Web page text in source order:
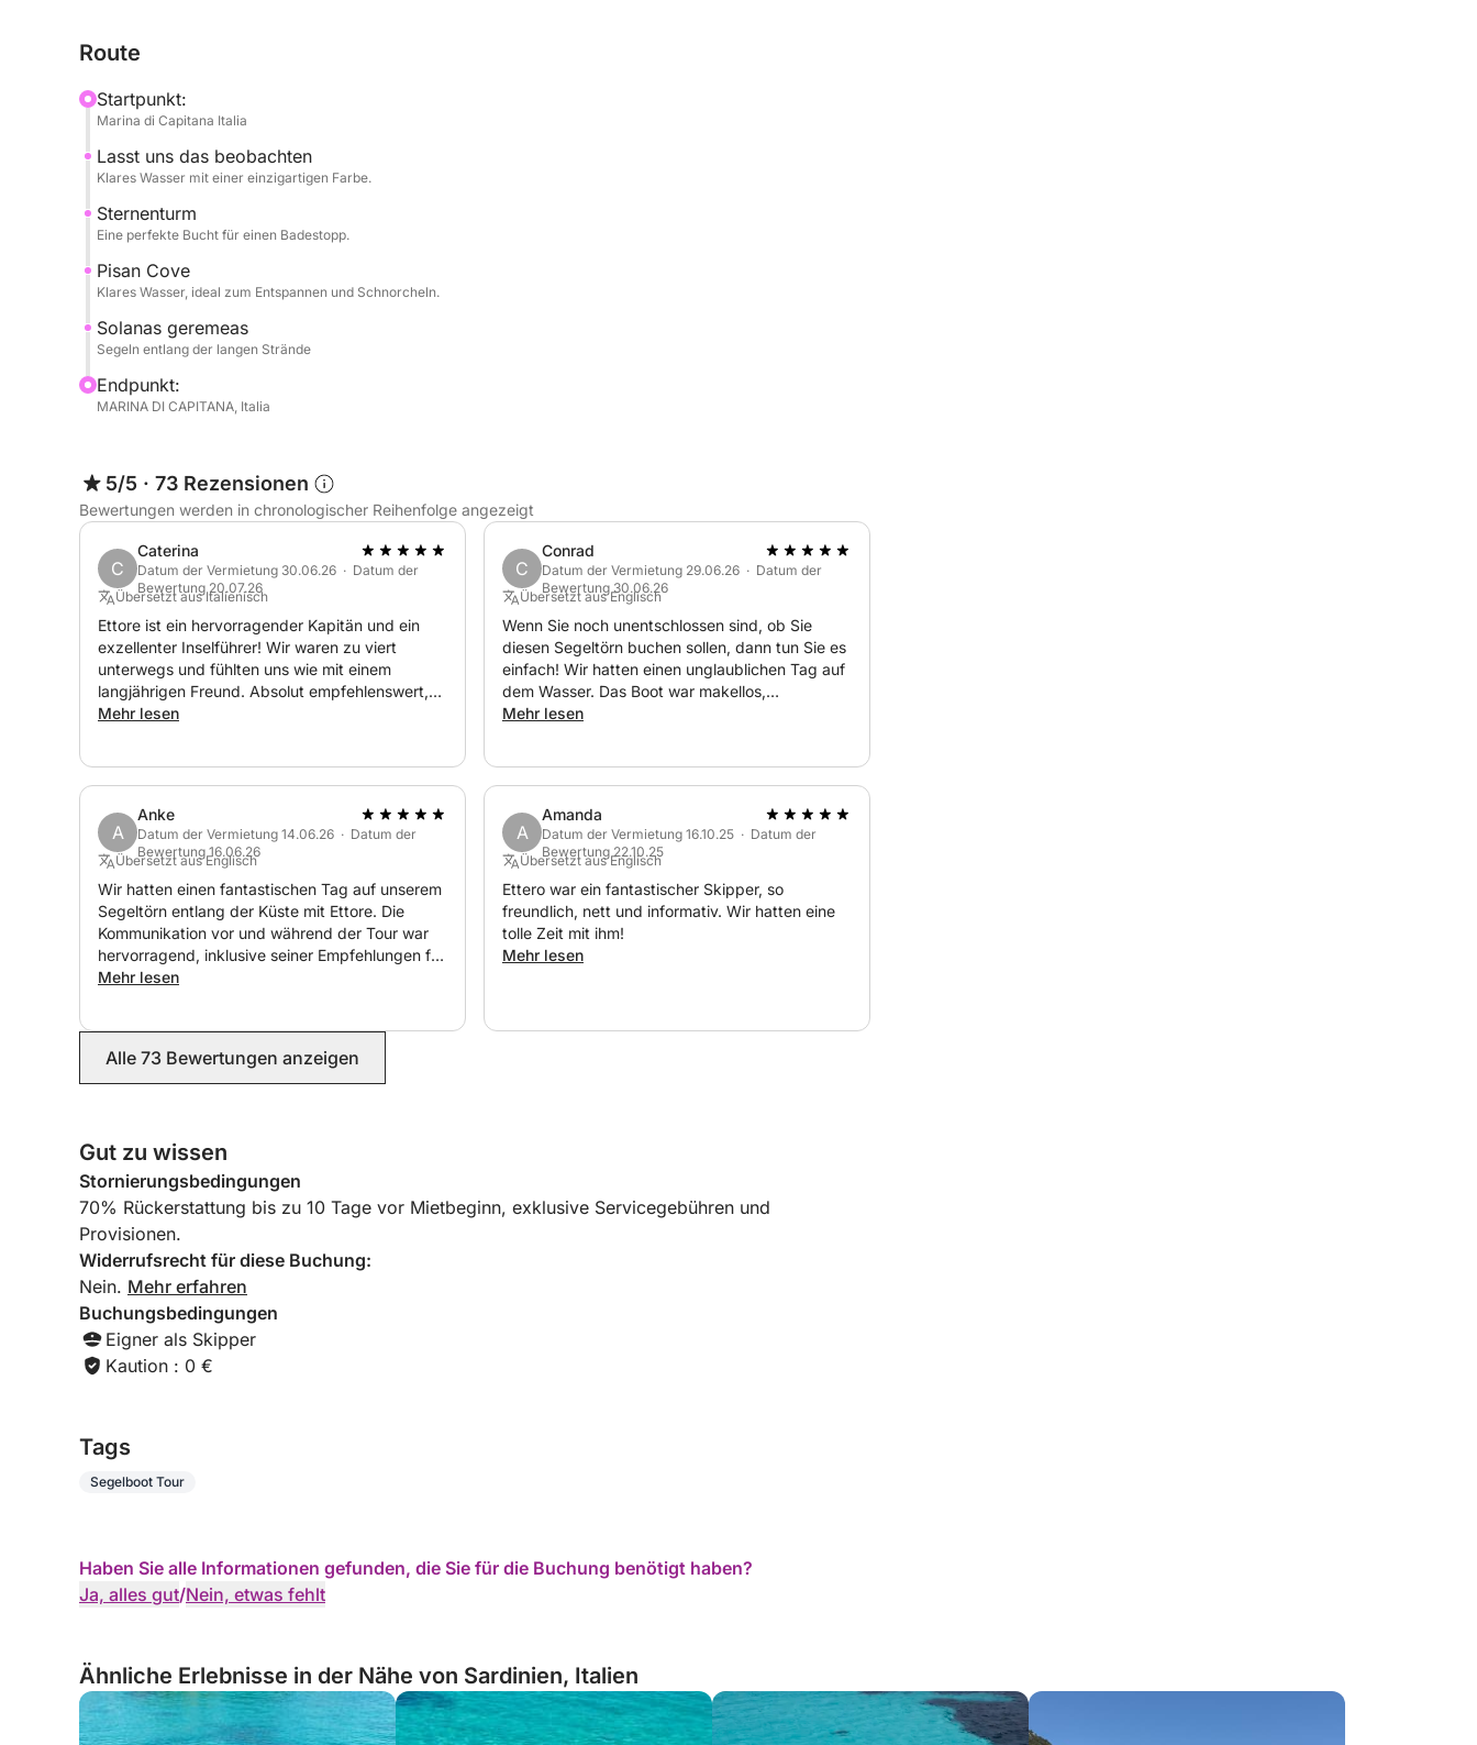
Schnorcheln oder einfach nur zum Entspannen ein.
An Bord können Sie die Sonne genießen, die Meeresbrise spüren und das Meer in
vollkommener Ruhe erleben. Das Tempo ist flexibel und entspannt, mit viel Zeit zum
Entspannen und Entdecken.
Perfekt für Paare, Familien oder kleine Gruppen – das ideale Erlebnis für alle, die Authentizität,
Natur und Freiheit suchen.
Buchen Sie jetzt auf Click&Boat und erleben Sie Cagliari vom Wasser aus.
Route
Startpunkt:
Marina di Capitana Italia
Lasst uns das beobachten
Klares Wasser mit einer einzigartigen Farbe.
Sternenturm
Eine perfekte Bucht für einen Badestopp.
Pisan Cove
Klares Wasser, ideal zum Entspannen und Schnorcheln.
Solanas geremeas
Segeln entlang der langen Strände
Endpunkt:
MARINA DI CAPITANA, Italia
5/5 · 73 Rezensionen
Bewertungen werden in chronologischer Reihenfolge angezeigt
C
Caterina
Datum der Vermietung 30.06.26 · Datum der
Bewertung 20.07.26
Übersetzt aus Italienisch
Ettore ist ein hervorragender Kapitän und ein
exzellenter Inselführer! Wir waren zu viert
unterwegs und fühlten uns wie mit einem
langjährigen Freund. Absolut empfehlenswert,
sehr hilfsbereit und äußerst erfahren.
Mehr lesen
C
Conrad
Datum der Vermietung 29.06.26 · Datum der
Bewertung 30.06.26
Übersetzt aus Englisch
Wenn Sie noch unentschlossen sind, ob Sie
diesen Segeltörn buchen sollen, dann tun Sie es
einfach! Wir hatten einen unglaublichen Tag auf
dem Wasser. Das Boot war makellos,
komfortabel und bestens gepflegt. Unser
kristallklarem Wasser statt und die Atmosphäre
war einfach perfekt. Wir können dieses Erlebnis
nur wärmstens empfehlen und werden definitiv
wieder buchen, wenn wir das nächste Mal
zurückkommen! Alles Gute, Ettore! Wir hoffen,
dass du den ganzen Sommer über ausgebucht
bist! Du hast es dir verdient!
Mehr lesen
A
Anke
Datum der Vermietung 14.06.26 · Datum der
Bewertung 16.06.26
Übersetzt aus Englisch
Wir hatten einen fantastischen Tag auf unserem
Segeltörn entlang der Küste mit Ettore. Die
Kommunikation vor und während der Tour war
hervorragend, inklusive seiner Empfehlungen für
Ausflugsziele. Ettore war ein wunderbarer
auf die nächste Segeltour mit Ettore.
Mehr lesen
A
Amanda
Datum der Vermietung 16.10.25 · Datum der
Bewertung 22.10.25
Übersetzt aus Englisch
Ettero war ein fantastischer Skipper, so
freundlich, nett und informativ. Wir hatten eine
tolle Zeit mit ihm!
Mehr lesen
Alle 73 Bewertungen anzeigen
Gut zu wissen
Stornierungsbedingungen
70% Rückerstattung bis zu 10 Tage vor Mietbeginn, exklusive Servicegebühren und
Provisionen.
Widerrufsrecht für diese Buchung:
Nein. Mehr erfahren
Buchungsbedingungen
Eigner als Skipper
Kaution : 0 €
Tags
Segelboot Tour
Haben Sie alle Informationen gefunden, die Sie für die Buchung benötigt haben?
Ja, alles gut/Nein, etwas fehlt
Ähnliche Erlebnisse in der Nähe von Sardinien, Italien